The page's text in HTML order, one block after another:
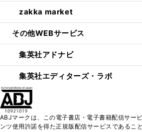
zakka market
その他WEBサービス
集英社アドナビ
集英社エディターズ・ラボ
ABJマークは、この電子書店・電子書籍配信サー
ンツ使用許諾を得た正規版配信サービスであるこ